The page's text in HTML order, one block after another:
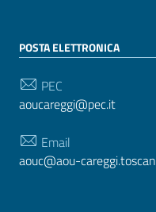
POSTA ELETTRONICA
PEC
aoucareggi@pec.it
Email
aouc@aou-